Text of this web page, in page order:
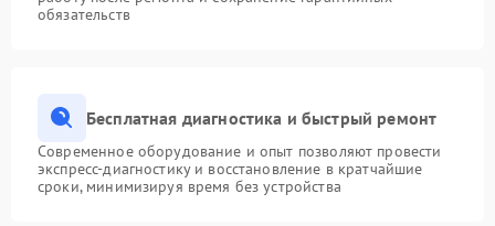
обязательств
Бесплатная диагностика и быстрый ремонт
Современное оборудование и опыт позволяют провести
экспресс-диагностику и восстановление в кратчайшие
сроки, минимизируя время без устройства